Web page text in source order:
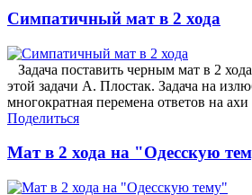
Симпатичный мат в 2 хода
Задача поставить черным мат в 2
этой задачи А. Плостак. Задача на
многократная перемена ответов на
Поделиться
Мат в 2 хода на "Одесскую